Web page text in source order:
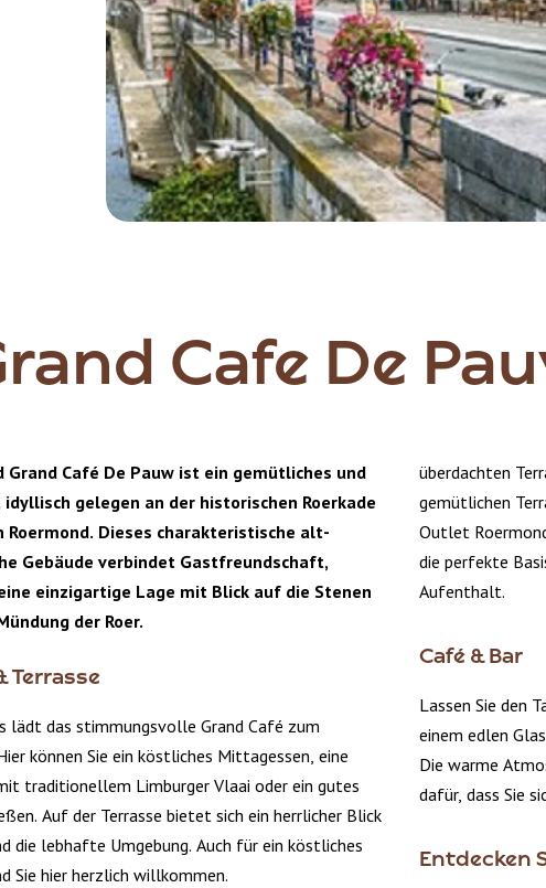
Cafe De
Grand Café De Pauw ist ein gemütliches und
gelegen an der historischen Roerkade
Roermond. Dieses charakteristische alt-
Gebäude verbindet Gastfreundschaft,
einzigartige Lage mit Blick auf die Stenen
der Roer.
Terrasse
lädt das stimmungsvolle Grand Café zum
können Sie ein köstliches Mittagessen, eine
traditionellem Limburger Vlaai oder ein gutes
Auf der Terrasse bietet sich ein herrlicher Blick
die lebhafte Umgebung. Auch für ein köstliches
Sie hier herzlich willkommen.
überdachten
gemütlichen
Outlet
die perfekte
Aufenthalt.
Café & Bar
Lassen Sie den
einem edlen
Die warme
dafür, dass Sie
Entdecken